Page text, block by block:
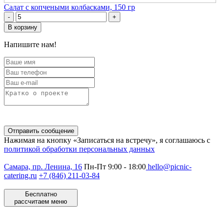
Cалат с копчеными колбасками, 150 гр
-
+
В корзину
Напишите нам!
Отправить сообщение
Нажимая на кнопку «Записаться на встречу», я соглашаюсь с
политикой обработки персональных данных
Самара, пр. Ленина, 16 Пн-Пт 9:00 - 18:00 hello@picnic-
catering.ru +7 (846) 211-03-84
Бесплатно
рассчитаем меню